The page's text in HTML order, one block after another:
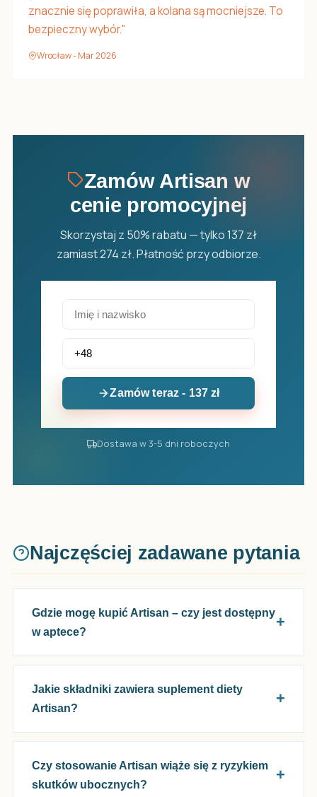
znacznie się poprawiła, a kolana są mocniejsze. To
bezpieczny wybór."
Wrocław - Mar 2026
Zamów Artisan w
cenie promocyjnej
Skorzystaj z 50% rabatu — tylko 137 zł
zamiast 274 zł. Płatność przy odbiorze.
Zamów teraz - 137 zł
Dostawa w 3-5 dni roboczych
Najczęściej zadawane pytania
Gdzie mogę kupić Artisan – czy jest dostępny
w aptece?
Jakie składniki zawiera suplement diety
Artisan?
Czy stosowanie Artisan wiąże się z ryzykiem
skutków ubocznych?